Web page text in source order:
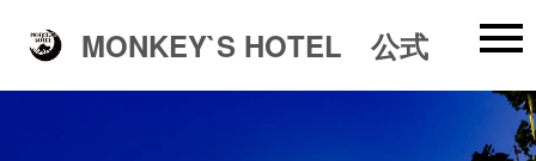
MONKEY`S HOTEL 公式